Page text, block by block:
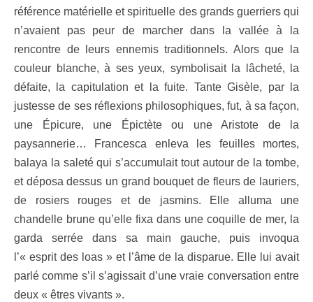
référence matérielle et spirituelle des grands guerriers qui
n’avaient pas peur de marcher dans la vallée à la
rencontre de leurs ennemis traditionnels. Alors que la
couleur blanche, à ses yeux, symbolisait la lâcheté, la
défaite, la capitulation et la fuite. Tante Gisèle, par la
justesse de ses réflexions philosophiques, fut, à sa façon,
une Épicure, une Épictète ou une Aristote
de la
paysannerie… Francesca enleva les feuilles mortes,
balaya la saleté qui s’accumulait tout autour de la tombe,
et déposa dessus un grand bouquet de fleurs de lauriers,
de rosiers rouges et de jasmins. Elle alluma une
chandelle brune qu’elle fixa dans une coquille de mer, la
garda serrée dans sa main gauche, puis invoqua
l’« esprit des loas » et l’âme de la disparue. Elle lui avait
parlé comme s’il s’agissait d’une vraie conversation entre
deux « êtres vivants ».